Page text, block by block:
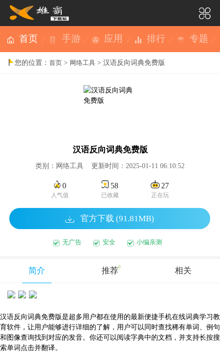
首页 手游 应用 排行 专题
您的位置：首页 > 网络工具 > 汉语反向词典免费版
汉语反向词典免费版
类别：网络工具 更新时间：2025-01-11 06:10:52
0
人气值
58
已收藏
27
正在玩
官方下载 (91.81MB)
无广告 安全 小编亲测
简介 推荐0 相关
汉语反向词典免费版是超多用户都在使用的最新便捷手机在线词典学习教
育软件，让用户能够进行详细的了解，用户可以同时查找稀有单词、例句
和图像查询找到对应的发音。你还可以阅读字典中的文档，并支持长按搜
索单词点击并翻译。